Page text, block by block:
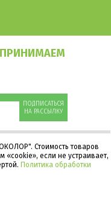
Стоимость товаров
«cookie», если не устраивает,
Политика обработки